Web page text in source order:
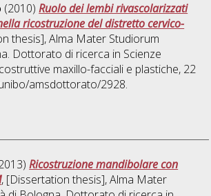
(2010)Ruolo dei lembi rivascolarizzati
ricostruzione del distretto cervico-
thesis], Alma Mater Studiorum
Dottorato di ricerca in Scienze
maxillo-facciali e plastiche, 22
amsdottorato/2928.
Ricostruzione mandibolare con
, [Dissertation thesis], Alma Mater